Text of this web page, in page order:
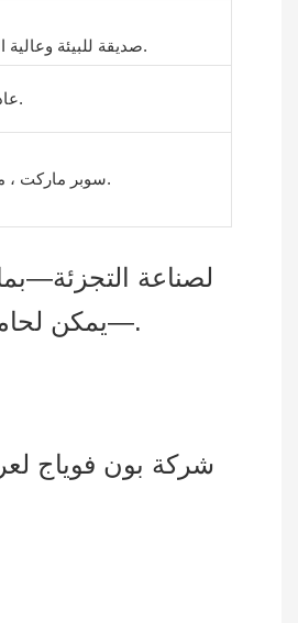
صديقة للبيئة وعالية الجودة وهيكل قوي.
عادة من 5 إلى 7 أيام.
سوبر ماركت ، مركز تسوق ، متجر.
لصناعة
—يمكن لحامل العرض المذهل أن يجذب انتباه العملاء ويقدم عرضًا فعالاً للمنتجات وحجم مبيعات أكبر بشكل ملحوظ.
شركة بون فوياج